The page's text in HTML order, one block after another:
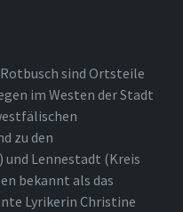
sind Ortsteile
im Westen der Stadt
zu den
und Lennestadt (Kreis
bekannt als das
Lyrikerin Christine